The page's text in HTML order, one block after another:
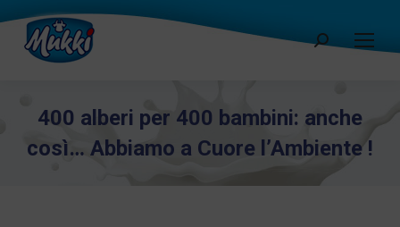
Cerca:
400 alberi per 400 bambini: anche
così… Abbiamo a Cuore l’Ambiente !